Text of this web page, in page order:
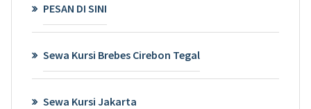
PESAN DI SINI
Sewa Kursi Brebes Cirebon Tegal
Sewa Kursi Jakarta